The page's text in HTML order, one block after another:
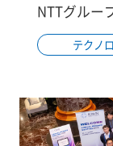
NTTグルー
テクノ